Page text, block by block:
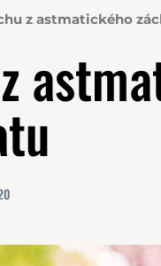
z astmatického